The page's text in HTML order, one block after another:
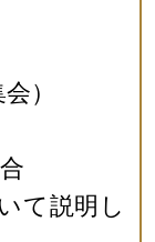
）
て説明し